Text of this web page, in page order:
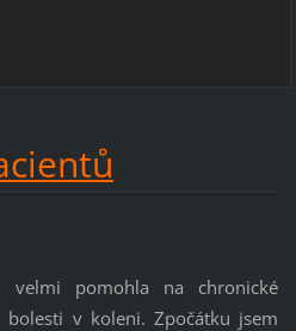
velmi pomohla na chronické
v koleni. Zpočátku jsem